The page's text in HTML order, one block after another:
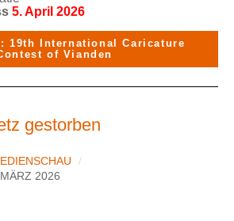
5. April 2026
19th International Caricature
of Vianden
gestorben
2026